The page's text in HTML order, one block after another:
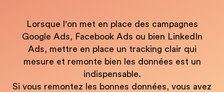
Lorsque l'on met en place des campagnes
Google Ads, Facebook Ads ou bien LinkedIn
Ads, mettre en place un tracking clair qui
mesure et remonte bien les données est un
indispensable.
Si vous remontez les bonnes données, vous avez